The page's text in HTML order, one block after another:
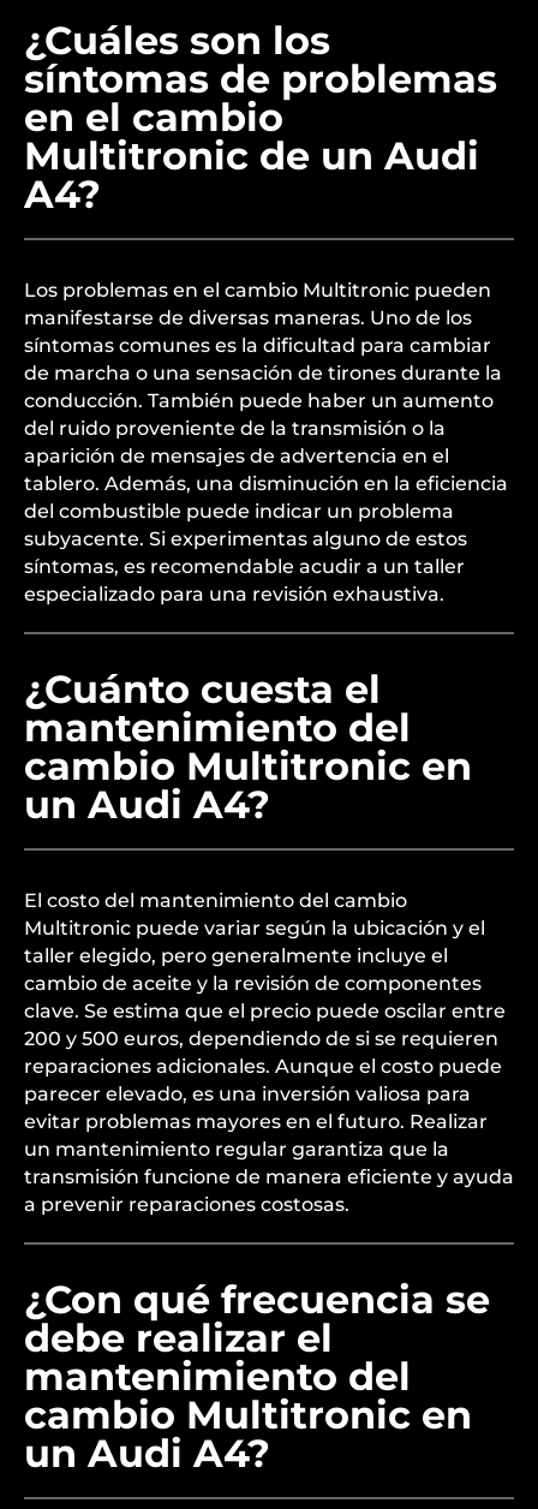
ayuda a detectar y solucionar posibles fallos antes
de que se conviertan en problemas graves que
afecten la conducción.
¿Cuáles son los
síntomas de problemas
Multitronic de un Audi
A4?
Los problemas en el cambio Multitronic pueden
manifestarse de diversas maneras. Uno de los
síntomas comunes es la dificultad para cambiar
de marcha o una sensación de tirones durante la
conducción. También puede haber un aumento
del ruido proveniente de la transmisión o la
aparición de mensajes de advertencia en el
tablero. Además, una disminución en la eficiencia
subyacente. Si experimentas alguno de estos
síntomas, es recomendable acudir a un taller
especializado para una revisión exhaustiva.
¿Cuánto cuesta el
cambio Multitronic en
un Audi A4?
El costo del mantenimiento del cambio
Multitronic puede variar según la ubicación y el
taller elegido, pero generalmente incluye el
cambio de aceite y la revisión de componentes
clave. Se estima que el precio puede oscilar entre
200 y 500 euros, dependiendo de si se requieren
reparaciones adicionales. Aunque el costo puede
parecer elevado, es una inversión valiosa para
un mantenimiento regular garantiza que la
transmisión funcione de manera eficiente y ayuda
a prevenir reparaciones costosas.
¿Con qué frecuencia se
debe realizar el